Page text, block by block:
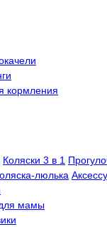
кормления
Коляски 3 в 1
люлька
мамы